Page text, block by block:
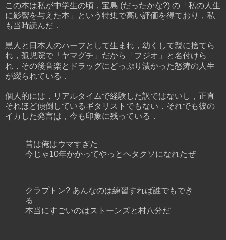
この本は私が中学生の頃，宝島 (だったかな?) の「私の人生
に影響を与えた本」という特集で高い評価を得ており，私
も当時読んだ．
黒人と日本人のハーフとして生まれ，幼くして親に捨てら
れ，孤児院で「ヤマグチ」だから「フジオ」と名付けら
れ，その後音楽とドラッグにどっぷり漬かった怒涛の人生
が綴られている．
個人的には，リアルタイムで経験した訳ではないし，正直
それほど傾倒しているギタリストでもない．それでも彼の
イカした発言は，今も印象に残っている．
昔は俺はウマすぎた
今じゃ10年かかってやっとヘタクソになれたぜ
クラプトン? あんなのは練習すれば誰でもでき
る
本当にすごいのはストーンズと村八分だ